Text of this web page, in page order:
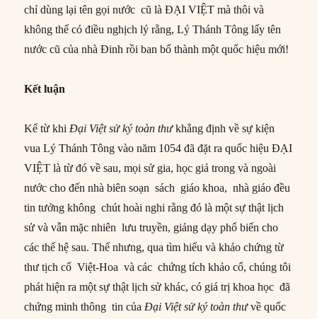
chỉ dùng lại tên gọi nước cũ là ĐẠI VIỆT mà thôi và
không thể có điều nghịch lý rằng, Lý Thánh Tông lấy tên
nước cũ của nhà Đinh rồi ban bố thành một quốc hiệu mới!
Kết luận
Kể từ khiĐại Việt sử ký toàn thưkhẳng định về sự kiện
vua Lý Thánh Tông vào năm 1054 đã đặt ra quốc hiệu ĐẠI
VIỆT là từ đó về sau, mọi sử gia, học giả trong và ngoài
nước cho đến nhà biên soạn sách giáo khoa, nhà giáo đều
tin tưởng không chút hoài nghi rằng đó là một sự thật lịch
sử và vẫn mặc nhiên lưu truyền, giảng dạy phổ biến cho
các thế hệ sau. Thế nhưng, qua tìm hiểu và khảo chứng từ
thư tịch cổ Việt-Hoa và các chứng tích khảo cổ, chúng tôi
phát hiện ra một sự thật lịch sử khác, có giá trị khoa học đã
chứng minh thông tin củaĐại Việt sử ký toàn thưvề quốc